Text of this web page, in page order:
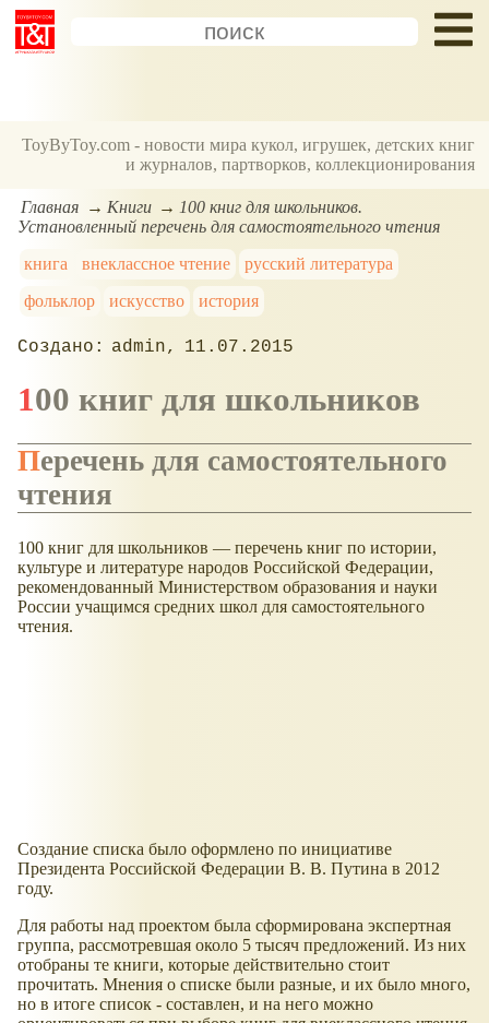
ToyByToy.com - новости мира кукол, игрушек, детских книг
и журналов, партворков, коллекционирования
Главная Книги
100 книг для школьников.
Установленный перечень для самостоятельного чтения
книга
внеклассное чтение
русский литература
фольклор
искусство история
admin 11.07.2015
100 книг для школьников
Перечень для самостоятельного
чтения
100 книг для школьников — перечень книг по истории,
культуре и литературе народов Российской Федерации,
рекомендованный Министерством образования и науки
России учащимся средних школ для самостоятельного
чтения.
Создание списка было оформлено по инициативе
Президента Российской Федерации В. В. Путина в 2012
году.
Для работы над проектом была сформирована экспертная
группа, рассмотревшая около 5 тысяч предложений. Из них
отобраны те книги, которые действительно стоит
прочитать. Мнения о списке были разные, и их было много,
но в итоге список - составлен, и на него можно